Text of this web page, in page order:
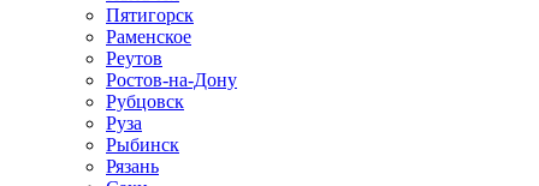
Пятигорск
Раменское
Реутов
Ростов-на-Дону
Рубцовск
Руза
Рыбинск
Рязань